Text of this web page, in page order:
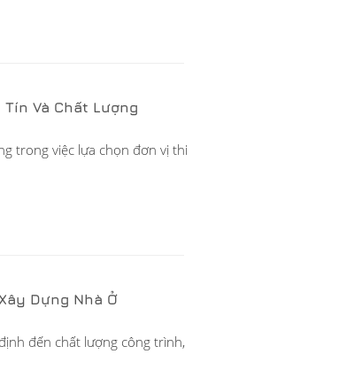
Tín Và Chất Lượng
trong việc lựa chọn đơn vị thi
Dựng Nhà Ở
đến chất lượng công trình,